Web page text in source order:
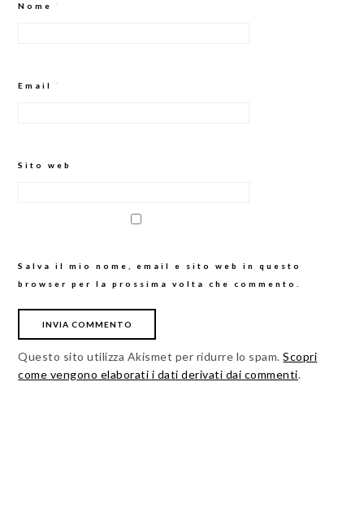
Nome *
Email *
Sito web
Salva il mio nome, email e sito web in questo
browser per la prossima volta che commento.
Questo sito utilizza Akismet per ridurre lo spam.Scopri
come vengono elaborati i dati derivati dai commenti.